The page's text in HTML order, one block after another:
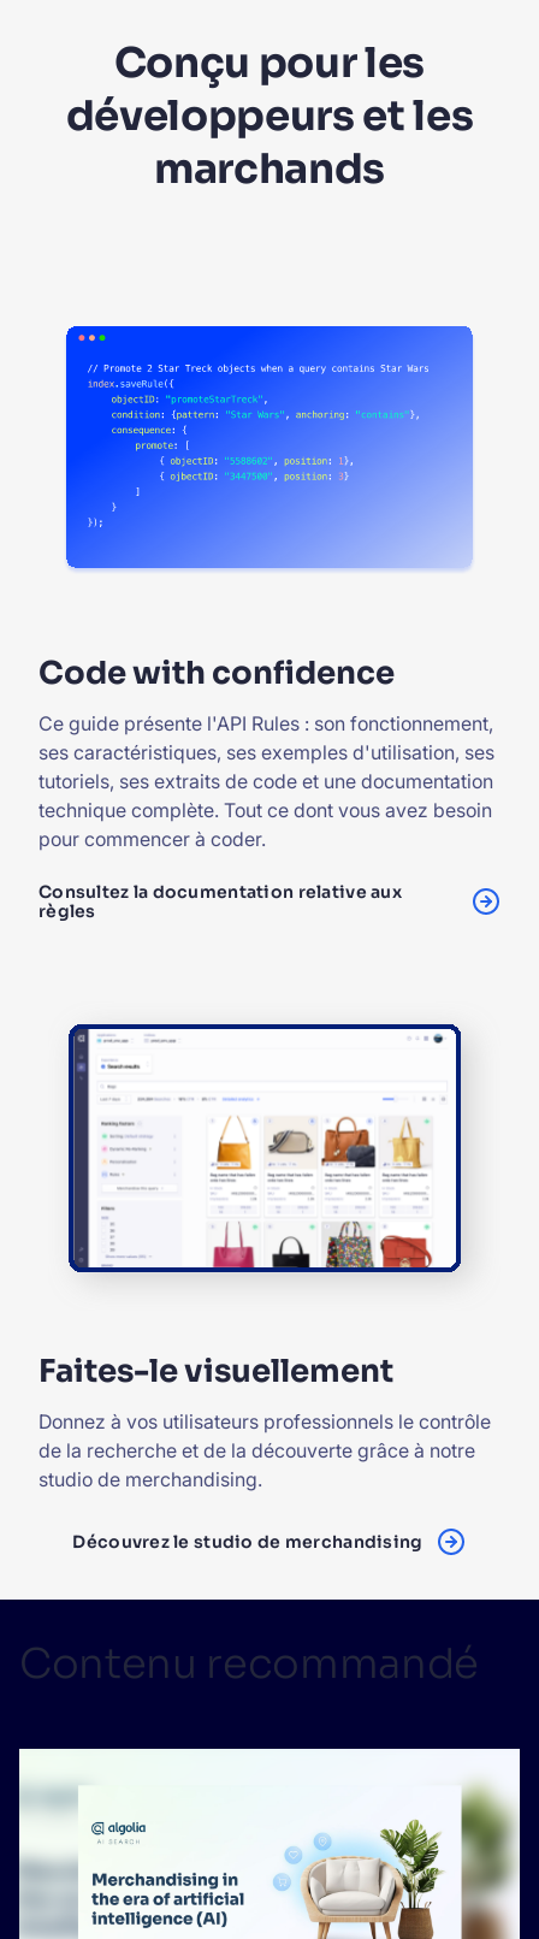
Conçu pour les
développeurs et les
marchands
Code with confidence
Ce guide présente l'API Rules : son fonctionnement,
ses caractéristiques, ses exemples d'utilisation, ses
tutoriels, ses extraits de code et une documentation
technique complète. Tout ce dont vous avez besoin
pour commencer à coder.
Consultez la documentation relative aux
règles
Faites-le visuellement
Donnez à vos utilisateurs professionnels le contrôle
de la recherche et de la découverte grâce à notre
studio de merchandising.
Découvrez le studio de merchandising
Contenu recommandé